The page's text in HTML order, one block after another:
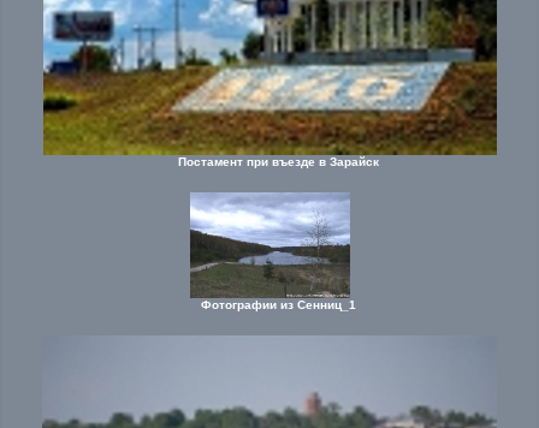
Постамент при въезде в Зарайск
Фотографии из Сенниц_1